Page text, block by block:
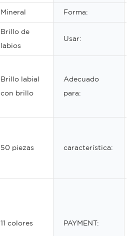
Mineral Forma:
Brillo de
labios
Usar:
Brillo labial
con brillo
Adecuado
para:
50 piezas característica:
11 colores PAYMENT: